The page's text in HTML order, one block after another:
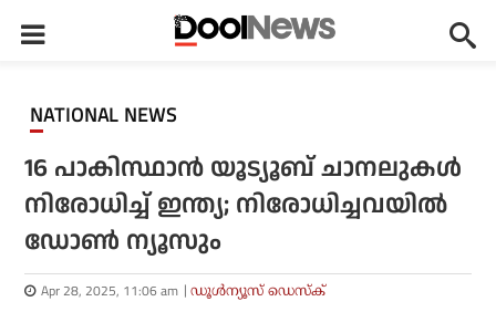
NATIONAL NEWS
16 പാകിസ്ഥാന്‍ യൂട്യൂബ് ചാനലുകള്‍
നിരോധിച്ച് ഇന്ത്യ; നിരോധിച്ചവയില്‍
ഡോണ്‍ ന്യൂസും
Apr 28, 2025, 11:06 am ഡൂള്‍ന്യൂസ് ഡെസ്‌ക്